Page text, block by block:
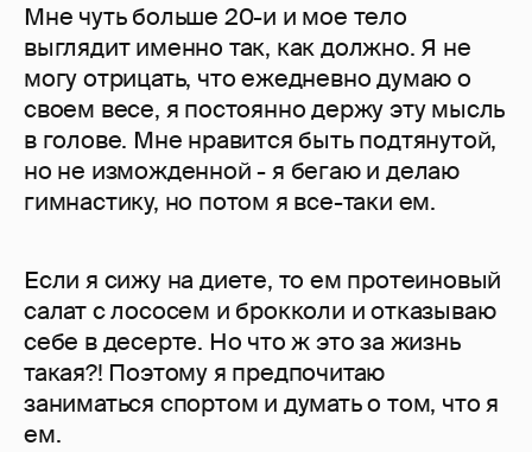
Мне чуть больше 20-и и мое тело
выглядит именно так, как должно. Я не
могу отрицать, что ежедневно думаю о
своем весе, я постоянно держу эту мысль
в голове. Мне нравится быть подтянутой,
но не изможденной - я бегаю и делаю
гимнастику, но потом я все-таки ем.
Если я сижу на диете, то ем протеиновый
салат с лососем и брокколи и отказываю
себе в десерте. Но что ж это за жизнь
такая?! Поэтому я предпочитаю
заниматься спортом и думать о том, что я
ем.